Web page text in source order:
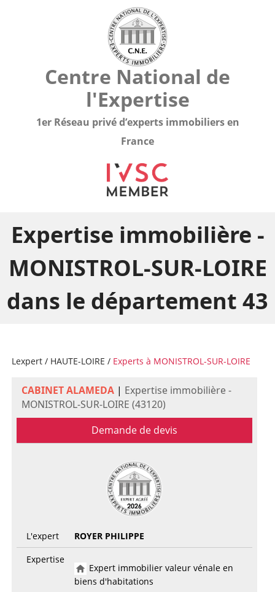
Centre National de
l'Expertise
1er Réseau privé d’experts immobiliers en
France
Expertise immobilière -
MONISTROL-SUR-LOIRE
dans le département 43
Lexpert/ HAUTE-LOIRE / Experts à MONISTROL-SUR-LOIRE
CABINET ALAMEDA| Expertise immobilière -
MONISTROL-SUR-LOIRE (43120)
Demande de devis
L'expert
ROYER PHILIPPE
Expertise
Expert immobilier valeur vénale en
biens d'habitations